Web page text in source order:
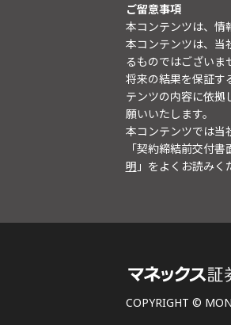
ご留意事項
本コンテンツは、情
本コンテンツは、当
るものではございま
将来の結果を保証す
テンツの内容に依拠
願いいたします。
本コンテンツでは当
「契約締結前交付
明 」をよくお読みく
COPYRIGHT ©